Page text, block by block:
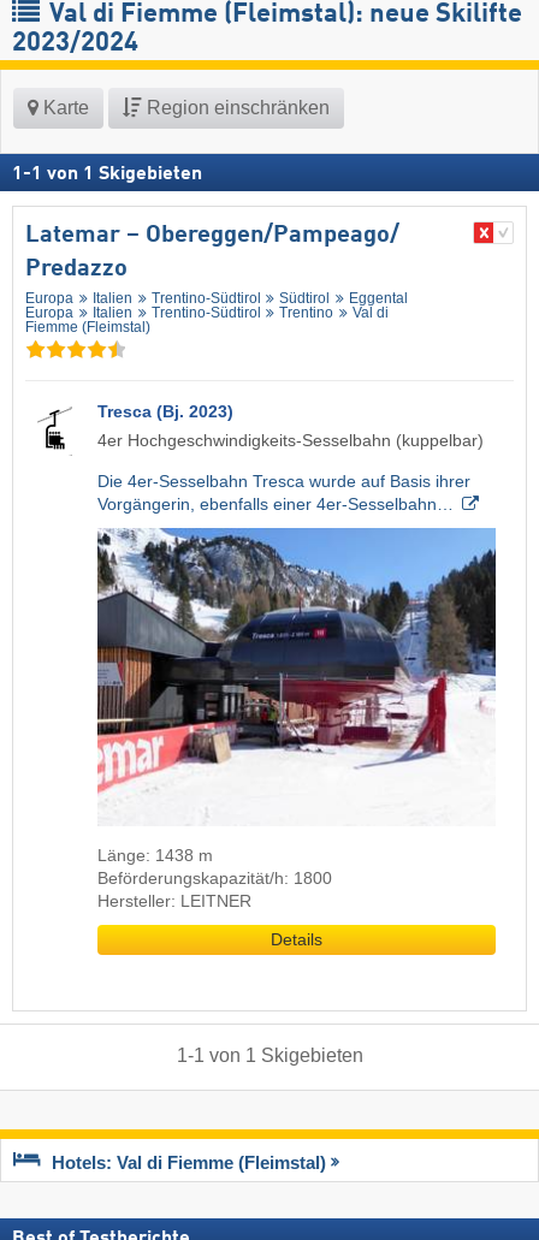
Val di Fiemme (Fleimstal): neue Skilifte
2023/2024
Karte Region einschränken
1 -1 von 1 Skigebieten
Latemar – Obereggen/​Pampeago/​
Predazzo
Europa Italien Trentino-Südtirol Südtirol
Eggental
Europa
Italien Trentino-Südtirol Trentino
Val di
Fiemme (Fleimstal)
Tresca (Bj. 2023)
4er Hochgeschwindigkeits-Sesselbahn (kuppelbar)
Die 4er-Sesselbahn Tresca wurde auf Basis ihrer
Vorgängerin, ebenfalls einer 4er-Sesselbahn…
Länge: 1438 m
Beförderungskapazität/h: 1800
Hersteller: LEITNER
Details
1-1 von 1 Skigebieten
Hotels: Val di Fiemme (Fleimstal)